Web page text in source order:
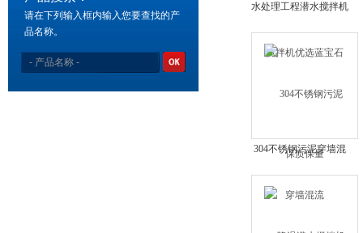
请在下列输入框内输入您要查找的产
品名称。
水处理工程潜水搅拌机
304不锈钢污泥穿墙混